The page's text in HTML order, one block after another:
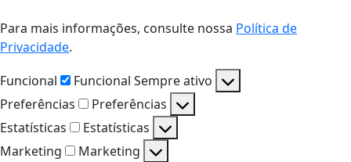
Para mais informações, consulte nossa Política de
Privacidade.
Funcional
Funcional Sempre ativo
Preferências
Preferências
Estatísticas
Estatísticas
Marketing
Marketing